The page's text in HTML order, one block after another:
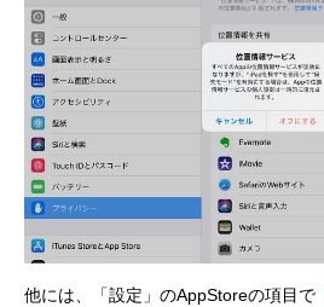
他には、「設定」のAppStoreの項目で